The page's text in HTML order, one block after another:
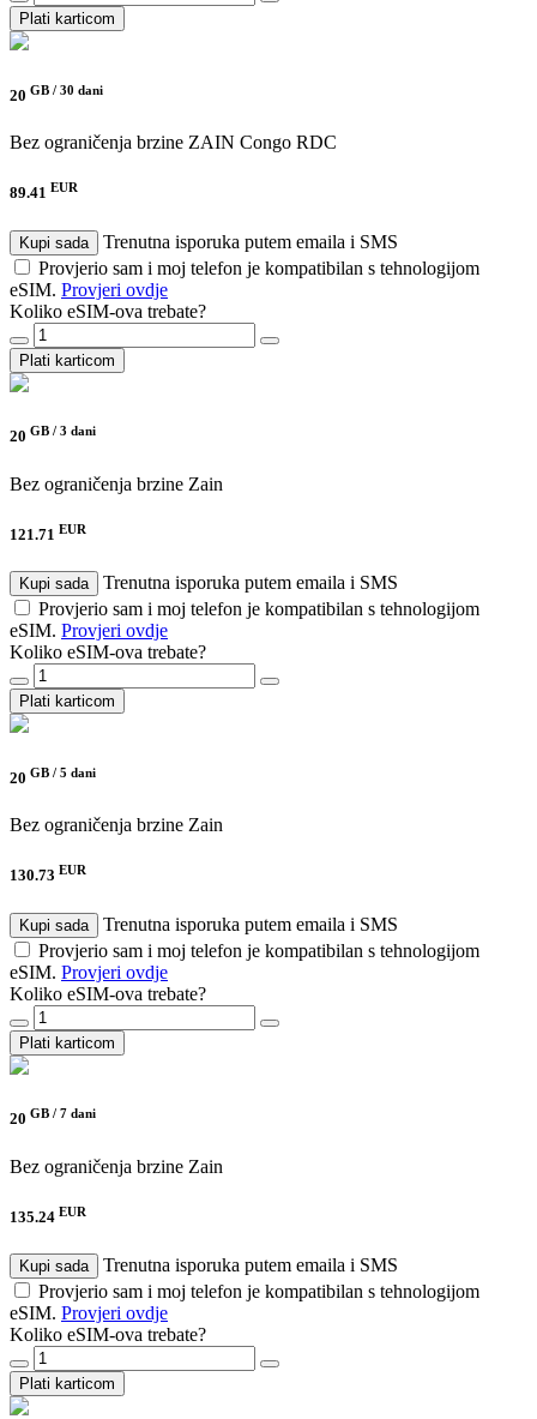
Plati karticom
20 GB / 30 dani
Bez ograničenja brzine ZAIN Congo RDC
89.41 EUR
Kupi sada
Trenutna isporuka putem emaila i SMS
Provjerio sam i moj telefon je kompatibilan s tehnologijom
eSIM. Provjeri ovdje
Koliko eSIM-ova trebate?
Plati karticom
20 GB / 3 dani
Bez ograničenja brzine Zain
121.71 EUR
Kupi sada
Trenutna isporuka putem emaila i SMS
Provjerio sam i moj telefon je kompatibilan s tehnologijom
eSIM. Provjeri ovdje
Koliko eSIM-ova trebate?
Plati karticom
20 GB / 5 dani
Bez ograničenja brzine Zain
130.73 EUR
Kupi sada
Trenutna isporuka putem emaila i SMS
Provjerio sam i moj telefon je kompatibilan s tehnologijom
eSIM. Provjeri ovdje
Koliko eSIM-ova trebate?
Plati karticom
20 GB / 7 dani
Bez ograničenja brzine Zain
135.24 EUR
Kupi sada
Trenutna isporuka putem emaila i SMS
Provjerio sam i moj telefon je kompatibilan s tehnologijom
eSIM. Provjeri ovdje
Koliko eSIM-ova trebate?
Plati karticom